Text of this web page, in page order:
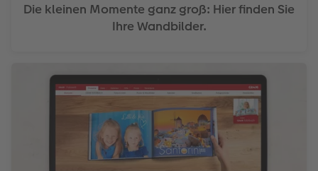
Die kleinen Momente ganz groß: Hier finden Sie
Ihre Wandbilder.